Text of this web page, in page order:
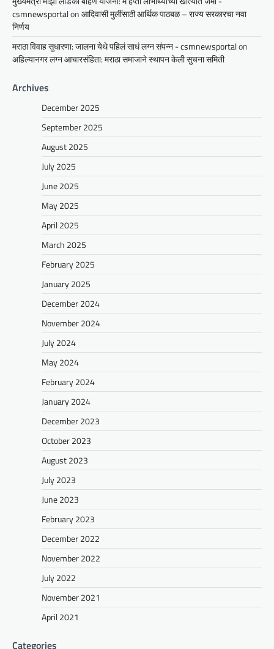
csmnewsportalonआदिवासी मुलींसाठी आर्थिक पाठबळ – राज्य सरकारचा नवा
निर्णय
मराठा विवाह सुधारणा: जालना येथे पहिलं साधं लग्न संपन्न - csmnewsportalon
अहिल्यानगर लग्न आचारसंहिता: मराठा समाजाने स्थापन केली सुचना समिती
Archives
December 2025
September 2025
August 2025
July 2025
June 2025
May 2025
April 2025
March 2025
February 2025
January 2025
December 2024
November 2024
July 2024
May 2024
February 2024
January 2024
December 2023
October 2023
August 2023
July 2023
June 2023
February 2023
December 2022
November 2022
July 2022
November 2021
April 2021
Categories